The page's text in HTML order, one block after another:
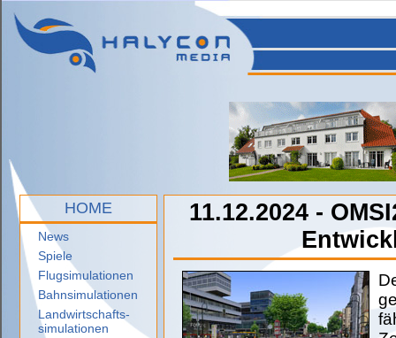
HOME
News
Spiele
Flugsimulationen
Bahnsimulationen
Landwirtschafts-
simulationen
11.12.2024 -